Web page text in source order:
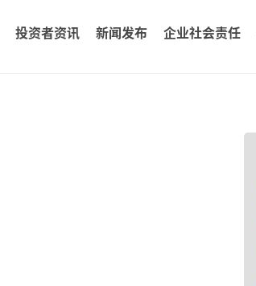
投资者资讯 新闻发布 企业社会责任